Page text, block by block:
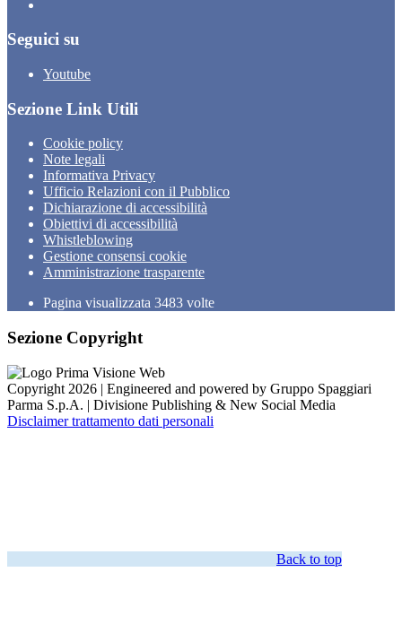
Seguici su
Youtube
Sezione Link Utili
Cookie policy
Note legali
Informativa Privacy
Ufficio Relazioni con il Pubblico
Dichiarazione di accessibilità
Obiettivi di accessibilità
Whistleblowing
Gestione consensi cookie
Amministrazione trasparente
Pagina visualizzata 3483 volte
Sezione Copyright
Copyright 2026 | Engineered and powered by Gruppo Spaggiari
Parma S.p.A. | Divisione Publishing & New Social Media
Disclaimer trattamento dati personali
Back to top